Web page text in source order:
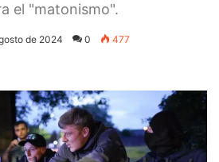
el "matonismo".
de 2024 0 477